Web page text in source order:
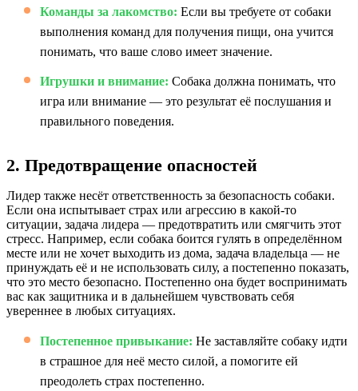
Команды за лакомство: Если вы требуете от собаки
выполнения команд для получения пищи, она учится
понимать, что ваше слово имеет значение.
Игрушки и внимание: Собака должна понимать, что
игра или внимание — это результат её послушания и
правильного поведения.
2. Предотвращение опасностей
Лидер также несёт ответственность за безопасность собаки.
Если она испытывает страх или агрессию в какой-то
ситуации, задача лидера — предотвратить или смягчить этот
стресс. Например, если собака боится гулять в определённом
месте или не хочет выходить из дома, задача владельца — не
принуждать её и не использовать силу, а постепенно показать,
что это место безопасно. Постепенно она будет воспринимать
вас как защитника и в дальнейшем чувствовать себя
увереннее в любых ситуациях.
Постепенное привыкание: Не заставляйте собаку идти
в страшное для неё место силой, а помогите ей
преодолеть страх постепенно.